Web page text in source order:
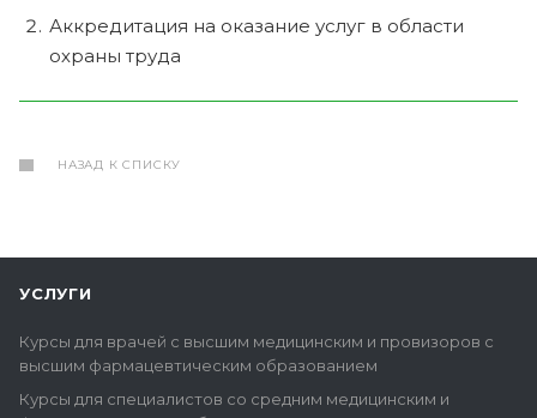
Аккредитация на оказание услуг в области
охраны труда
НАЗАД К СПИСКУ
УСЛУГИ
Курсы для врачей с высшим медицинским и провизоров с
высшим фармацевтическим образованием
Курсы для специалистов со средним медицинским и